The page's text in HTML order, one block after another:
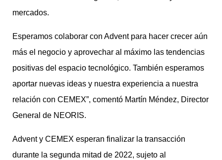
mercados.
Esperamos colaborar con Advent para hacer crecer aún
más el negocio y aprovechar al máximo las tendencias
positivas del espacio tecnológico. También esperamos
aportar nuevas ideas y nuestra experiencia a nuestra
relación con CEMEX”, comentó Martín Méndez, Director
General de NEORIS.
Advent y CEMEX esperan finalizar la transacción
durante la segunda mitad de 2022, sujeto al